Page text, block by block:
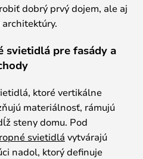
dobrý prvý dojem, ale aj
svietidlá pre fasády a
ktoré vertikálne
materiálnosť, rámujú
steny domu. Pod
svietidlá vytvárajú
nadol, ktorý definuje